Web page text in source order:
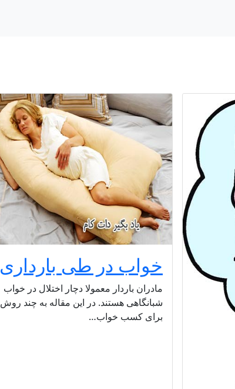
خواب در طی بارداری
مادران باردار معمولا دچار اختلال در خواب
شبانگاهی هستند. در این مقاله به چند روش
برای کسب خواب…